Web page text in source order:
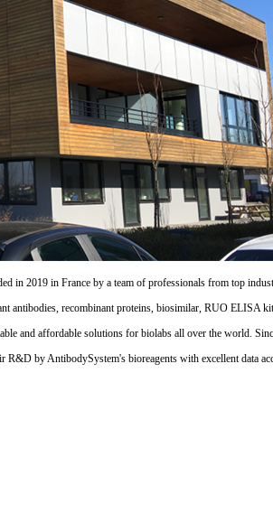
in 2019 in France by a team of professionals from top
antibodies, recombinant proteins, biosimilar, RUO ELISA
and affordable solutions for biolabs all over the world.
R&D by AntibodySystem's bioreagents with excellent data